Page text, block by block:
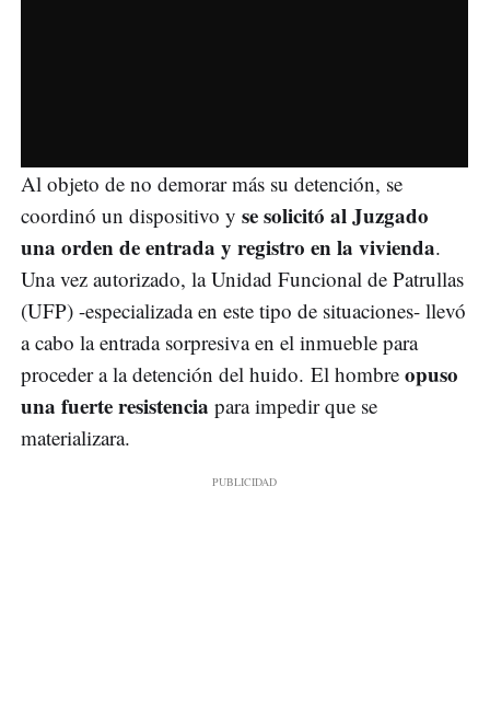
Al objeto de no demorar más su detención, se
coordinó un dispositivo y se solicitó al Juzgado
una orden de entrada y registro en la vivienda.
Una vez autorizado, la Unidad Funcional de Patrullas
(UFP) -especializada en este tipo de situaciones- llevó
a cabo la entrada sorpresiva en el inmueble para
proceder a la detención del huido. El hombre opuso
una fuerte resistencia para impedir que se
materializara.